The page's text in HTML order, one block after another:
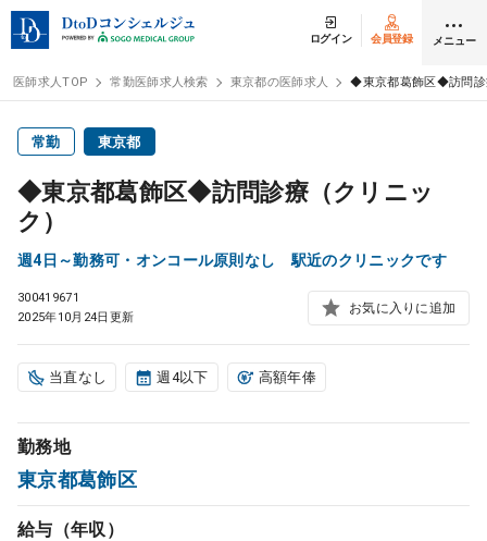
ログイン 会員登録 メニュー
医師求人
常勤検索
スポット検索 アルバイト
DtoDの転職・
コンサルタント
医師求人TOP 常勤医師求人検索 東京都の医師求人 ◆東京都葛飾区◆訪問診
常勤 東京都
◆東京都葛飾区◆訪問診療（クリニッ
ク）
週4日～勤務可・オンコール原則なし 駅近のクリニックです
300419671
2025年10月24日更新
お気に入りに追加
当直なし 週4以下 高額年俸
勤務地
東京都葛飾区
給与（年収）